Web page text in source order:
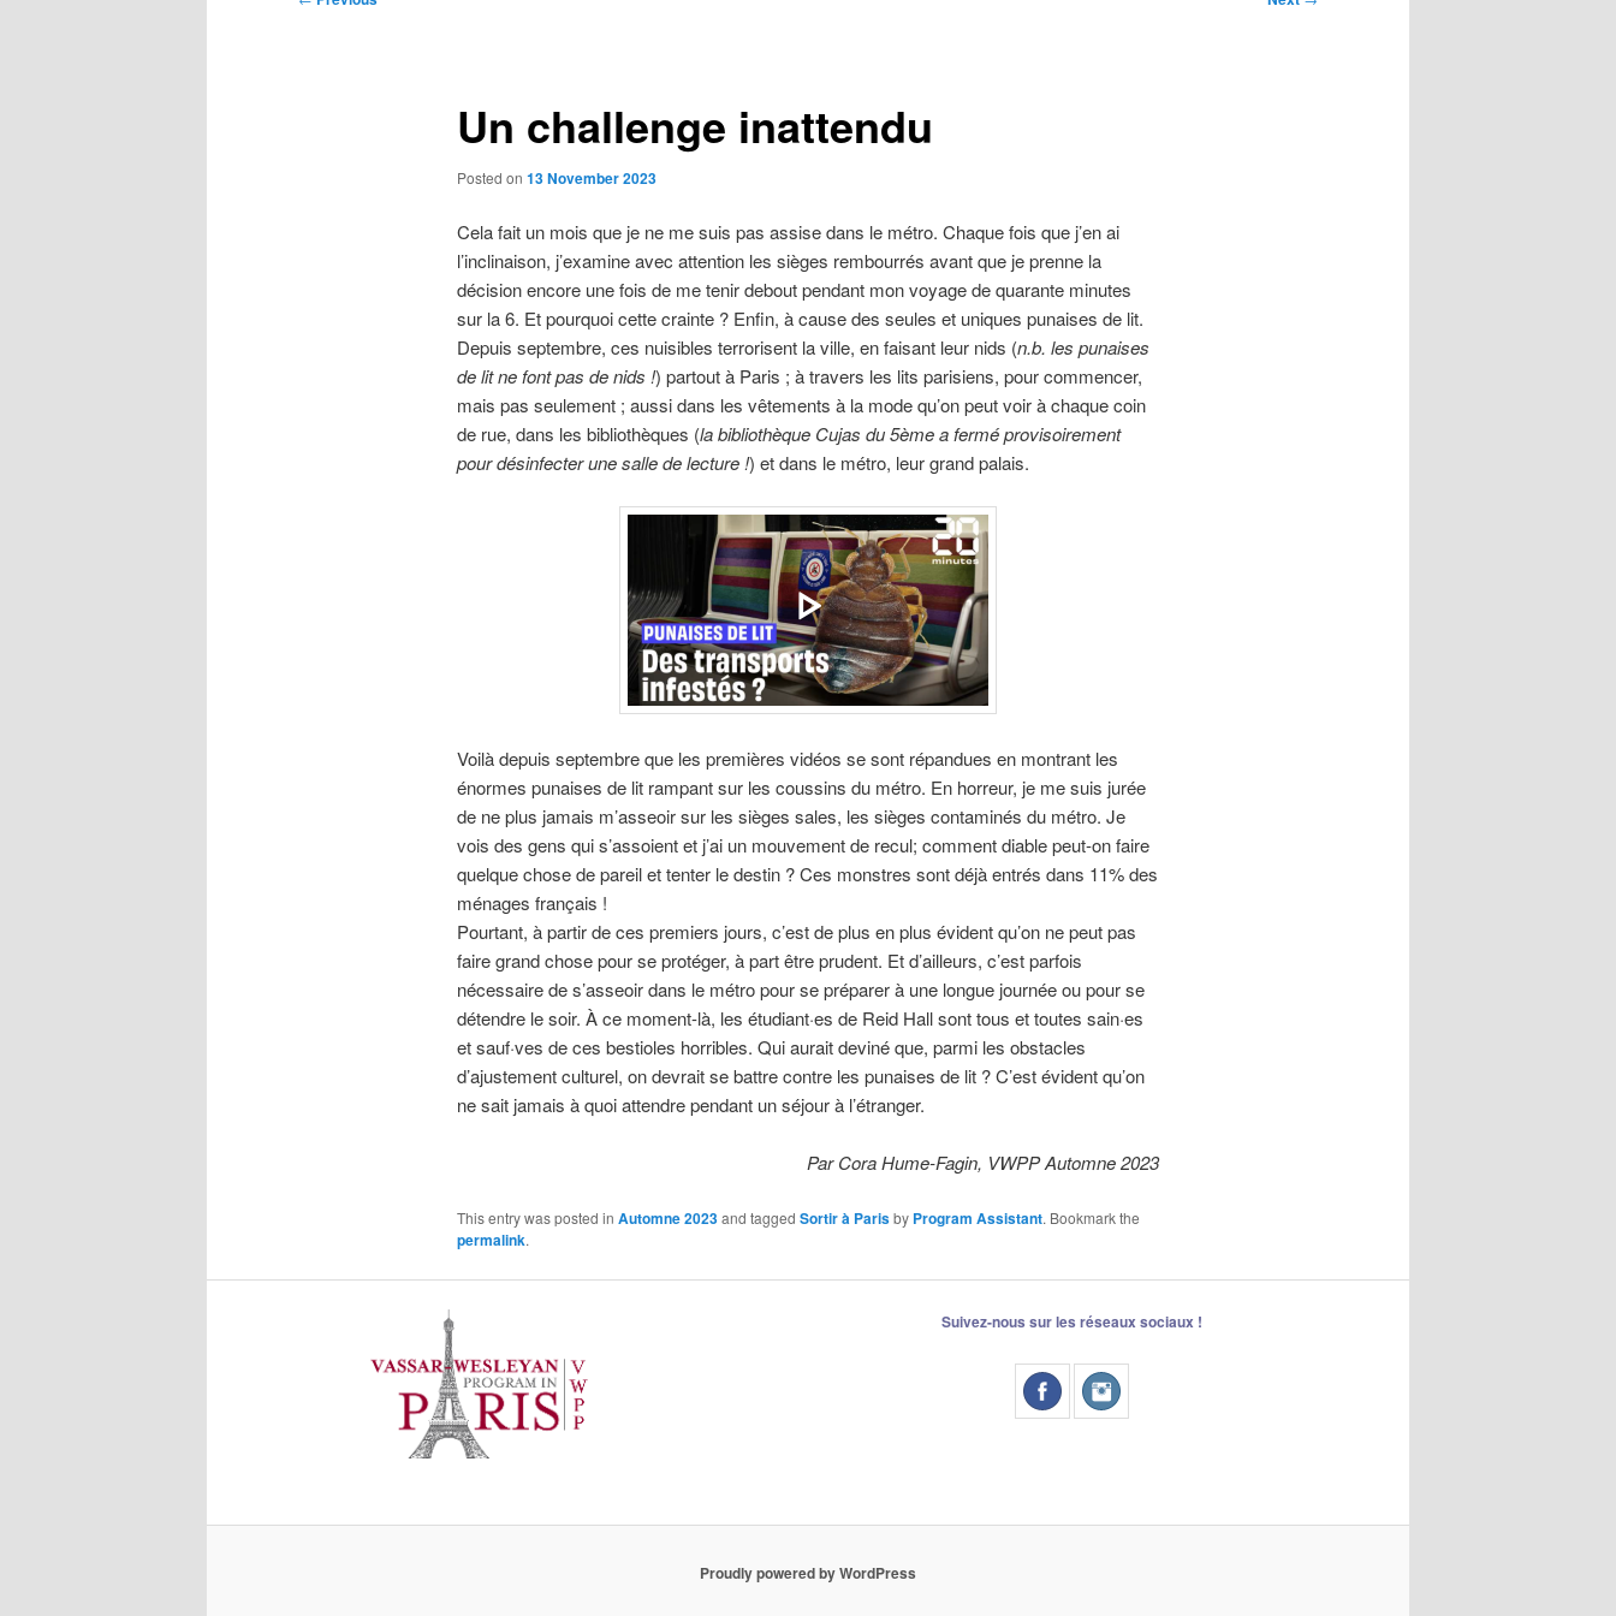
Un challenge inattendu
Posted on 13 November 2023
Cela fait un mois que je ne me suis pas assise dans le métro. Chaque fois que j’en ai
l’inclinaison, j’examine avec attention les sièges rembourrés avant que je prenne la
décision encore une fois de me tenir debout pendant mon voyage de quarante minutes
sur la 6. Et pourquoi cette crainte ? Enfin, à cause des seules et uniques punaises de lit.
Depuis septembre, ces nuisibles terrorisent la ville, en faisant leur nids (n.b. les punaises
de lit ne font pas de nids !) partout à Paris ; à travers les lits parisiens, pour commencer,
mais pas seulement ; aussi dans les vêtements à la mode qu’on peut voir à chaque coin
de rue, dans les bibliothèques (la bibliothèque Cujas du 5ème a fermé provisoirement
pour désinfecter une salle de lecture !) et dans le métro, leur grand palais.
Voilà depuis septembre que les premières vidéos se sont répandues en montrant les
énormes punaises de lit rampant sur les coussins du métro. En horreur, je me suis jurée
de ne plus jamais m’asseoir sur les sièges sales, les sièges contaminés du métro. Je
vois des gens qui s’assoient et j’ai un mouvement de recul; comment diable peut-on faire
quelque chose de pareil et tenter le destin ? Ces monstres sont déjà entrés dans 11% des
ménages français !
Pourtant, à partir de ces premiers jours, c’est de plus en plus évident qu’on ne peut pas
faire grand chose pour se protéger, à part être prudent. Et d’ailleurs, c’est parfois
nécessaire de s’asseoir dans le métro pour se préparer à une longue journée ou pour se
détendre le soir. À ce moment-là, les étudiant·es de Reid Hall sont tous et toutes sain·es
et sauf·ves de ces bestioles horribles. Qui aurait deviné que, parmi les obstacles
d’ajustement culturel, on devrait se battre contre les punaises de lit ? C’est évident qu’on
ne sait jamais à quoi attendre pendant un séjour à l’étranger.
Par Cora Hume-Fagin, VWPP Automne 2023
This entry was posted in Automne 2023and tagged Sortir à Parisby Program Assistant. Bookmark the
permalink.
Suivez-nous sur les réseaux sociaux !
Proudly powered by WordPress